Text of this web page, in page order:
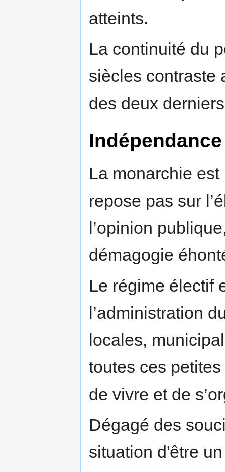
atteints.
La continuité du
siècles contraste
des deux
Indépendance
La monarchie est
repose pas sur
l’opinion
démagogie
Le régime électif
l’administration
locales,
toutes ces
de vivre et de
Dégagé des
situation d'être